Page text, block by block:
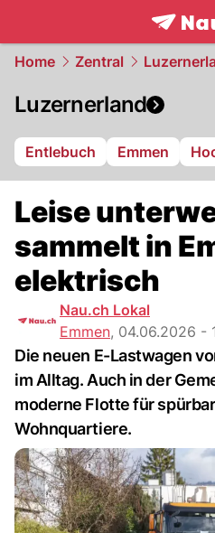
Home Zentral
Luzernerland
Entlebuch Emmen
Leise
sammelt in
elektrisch
Nau.ch Lokal
Emmen, 04.06.2026 -
Die neuen E-Lastwagen
im Alltag. Auch in der
moderne Flotte für
Wohnquartiere.